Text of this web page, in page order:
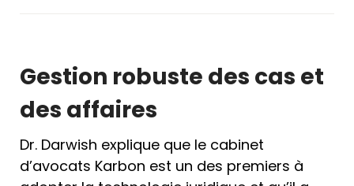
Gestion robuste des cas et
des affaires
Dr. Darwish explique que le cabinet
d’avocats Karbon est un des premiers à